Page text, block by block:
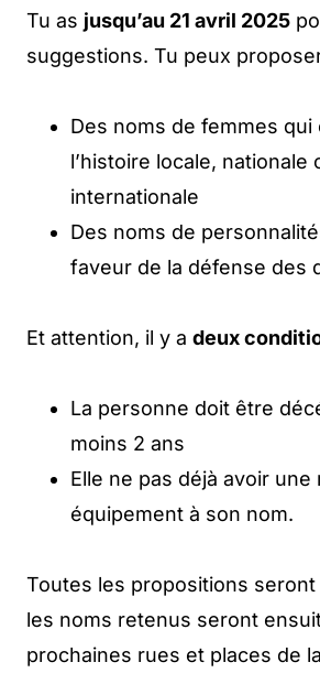
Tu as jusqu’au 21 avril 2025
suggestions. Tu peux
Des noms de femmes qui
l’histoire locale, nationale
internationale
Des noms de
faveur de la défense des
Et attention, il y a deux
La personne doit être
moins 2 ans
Elle ne pas déjà avoir une
équipement à son nom.
Toutes les propositions
les noms retenus seront
prochaines rues et places de